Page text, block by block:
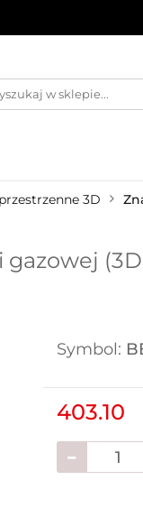
BRD
3D
Symbol:
403.10